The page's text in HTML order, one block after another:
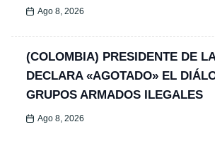
Ago 8, 2026
(COLOMBIA) PRESIDENTE DE
DECLARA «AGOTADO» EL
GRUPOS ARMADOS ILEGALES
Ago 8, 2026